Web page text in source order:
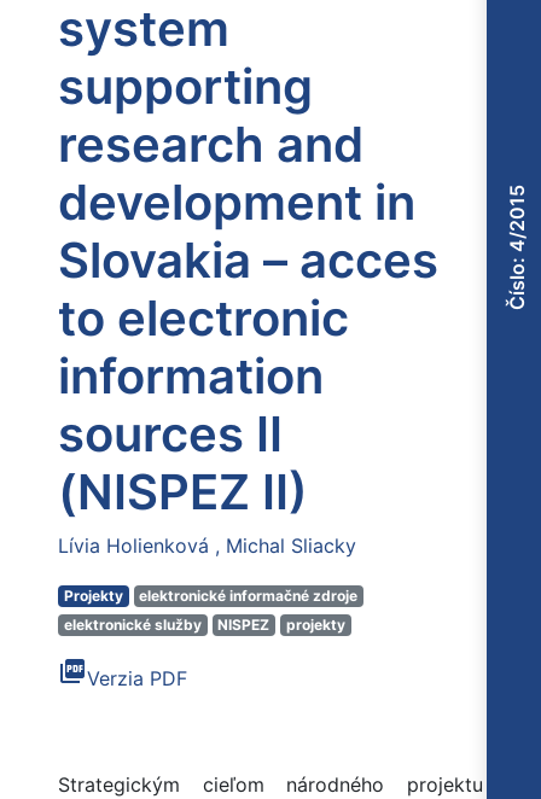
system
supporting
research and
development in
Slovakia – acces
to electronic
information
sources II
(NISPEZ II)
Lívia Holienková Michal Sliacky
Projekty
elektronické informačné zdroje
elektronické služby
NISPEZ projekty
picture_as_pdfVerzia PDF
Strategickým cieľom národného projektu
Číslo: 4/2015